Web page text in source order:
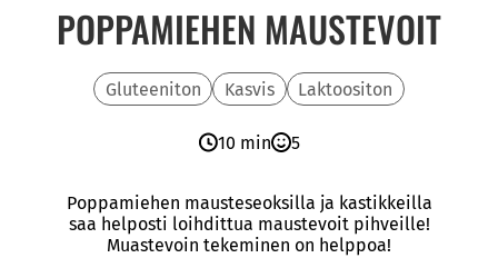
POPPAMIEHEN MAUSTEVOIT
Gluteeniton Kasvis Laktoositon
10 min 5
Poppamiehen mausteseoksilla ja kastikkeilla
saa helposti loihdittua maustevoit pihveille!
Muastevoin tekeminen on helppoa!